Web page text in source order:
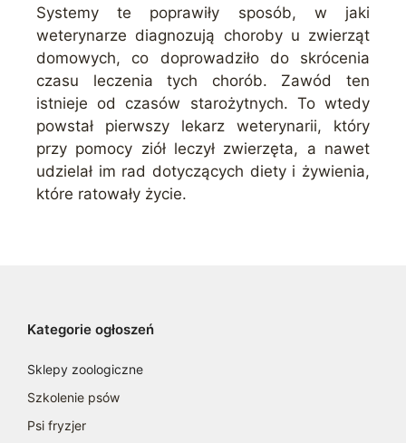
Systemy te poprawiły sposób, w jaki
weterynarze diagnozują choroby u zwierząt
domowych, co doprowadziło do skrócenia
czasu leczenia tych chorób. Zawód ten
istnieje od czasów starożytnych. To wtedy
powstał pierwszy lekarz weterynarii, który
przy pomocy ziół leczył zwierzęta, a nawet
udzielał im rad dotyczących diety i żywienia,
które ratowały życie.
Kategorie ogłoszeń
Sklepy zoologiczne
Szkolenie psów
Psi fryzjer